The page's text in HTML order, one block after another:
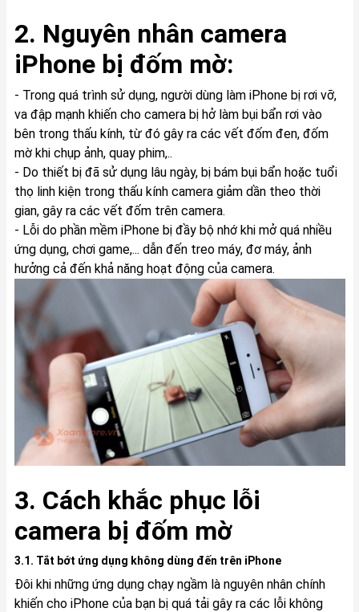
2. Nguyên nhân camera
iPhone bị đốm mờ:
- Trong quá trình sử dụng, người dùng làm iPhone bị rơi vỡ,
va đập mạnh khiến cho camera bị hở làm bụi bẩn rơi vào
bên trong thấu kính, từ đó gây ra các vết đốm đen, đốm
mờ khi chụp ảnh, quay phim,..
- Do thiết bị đã sử dụng lâu ngày, bị bám bụi bẩn hoặc tuổi
thọ linh kiện trong thấu kính camera giảm dần theo thời
gian, gây ra các vết đốm trên camera.
- Lỗi do phần mềm iPhone bị đầy bộ nhớ khi mở quá nhiều
ứng dụng, chơi game,... dẫn đến treo máy, đơ máy, ảnh
hưởng cả đến khả năng hoạt động của camera.
3. Cách khắc phục lỗi
camera bị đốm mờ
3.1. Tắt bớt ứng dụng không dùng đến trên iPhone
Đôi khi những ứng dụng chạy ngầm là nguyên nhân chính
khiến cho iPhone của bạn bị quá tải gây ra các lỗi không